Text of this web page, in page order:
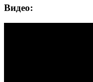
Видео: